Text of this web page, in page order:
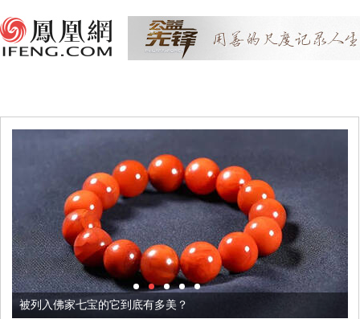
被列入佛家七宝的它到底有多美？